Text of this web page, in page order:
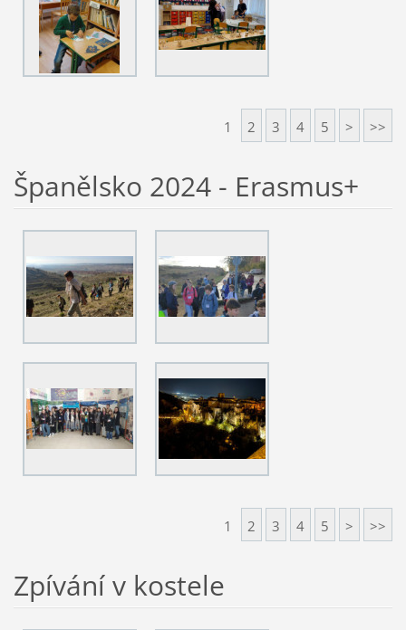
1 2 3 4 5 > >>
Španělsko 2024 - Erasmus+
1 2 3 4 5 > >>
Zpívání v kostele